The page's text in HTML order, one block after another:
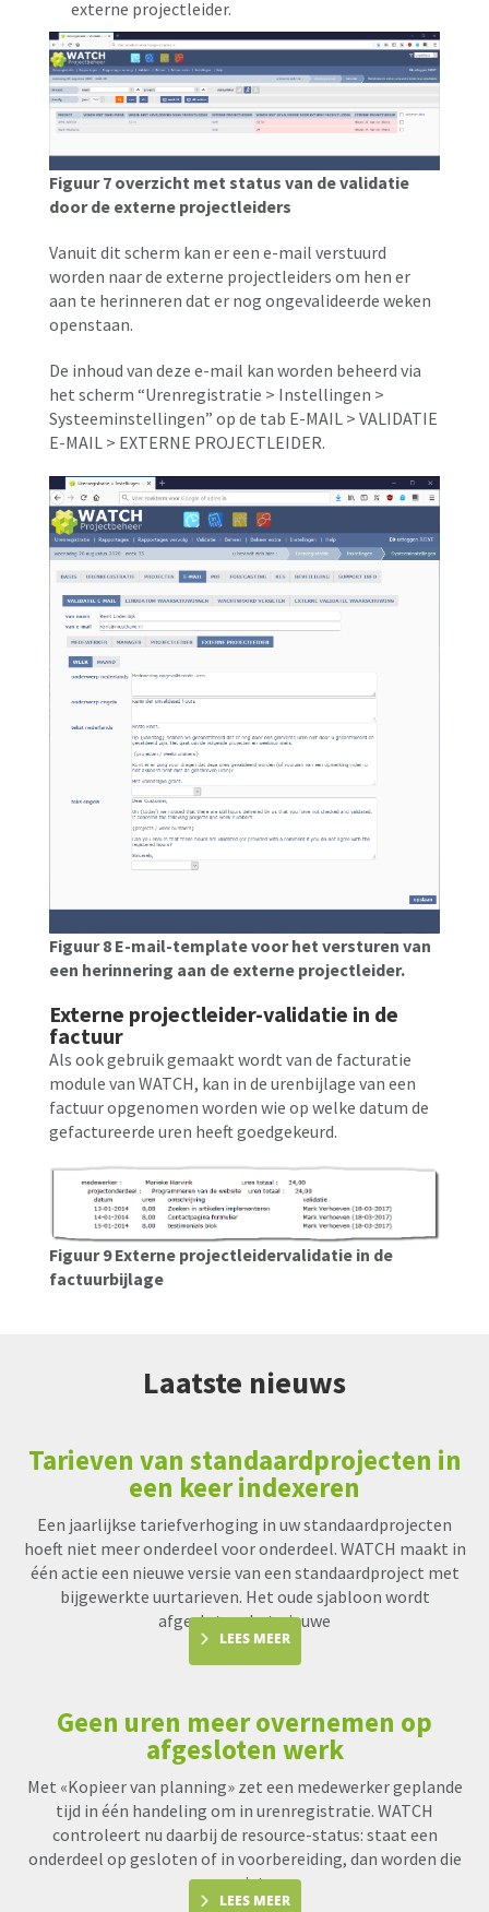
externe projectleider.
Figuur 7 overzicht met status van de validatie
door de externe projectleiders
Vanuit dit scherm kan er een e-mail verstuurd
worden naar de externe projectleiders om hen er
aan te herinneren dat er nog ongevalideerde weken
openstaan.
De inhoud van deze e-mail kan worden beheerd via
het scherm “Urenregistratie > Instellingen >
Systeeminstellingen” op de tab E-MAIL > VALIDATIE
E-MAIL > EXTERNE PROJECTLEIDER.
Figuur 8 E-mail-template voor het versturen van
een herinnering aan de externe projectleider.
Externe projectleider-validatie in de
factuur
Als ook gebruik gemaakt wordt van de facturatie
module van WATCH, kan in de urenbijlage van een
factuur opgenomen worden wie op welke datum de
gefactureerde uren heeft goedgekeurd.
Figuur 9 Externe projectleidervalidatie in de
factuurbijlage
Laatste nieuws
Tarieven van standaardprojecten in
een keer indexeren
Een jaarlijkse tariefverhoging in uw standaardprojecten
hoeft niet meer onderdeel voor onderdeel. WATCH maakt in
één actie een nieuwe versie van een standaardproject met
bijgewerkte uurtarieven. Het oude sjabloon wordt
afgesloten, het nieuwe
LEES MEER
Geen uren meer overnemen op
afgesloten werk
Met «Kopieer van planning» zet een medewerker geplande
tijd in één handeling om in urenregistratie. WATCH
controleert nu daarbij de resource-status: staat een
onderdeel op gesloten of in voorbereiding, dan worden die
uren niet me
LEES MEER